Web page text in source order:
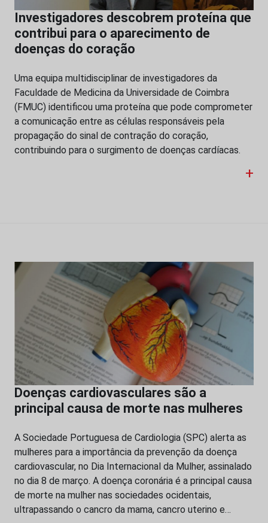
Investigadores descobrem proteína que
contribui para o aparecimento de
doenças do coração
Uma equipa multidisciplinar de investigadores da
Faculdade de Medicina da Universidade de Coimbra
(FMUC) identificou uma proteína que pode comprometer
a comunicação entre as células responsáveis pela
propagação do sinal de contração do coração,
contribuindo para o surgimento de doenças cardíacas.
+
Doenças cardiovasculares são a
principal causa de morte nas mulheres
A Sociedade Portuguesa de Cardiologia (SPC) alerta as
mulheres para a importância da prevenção da doença
cardiovascular, no Dia Internacional da Mulher, assinalado
no dia 8 de março. A doença coronária é a principal causa
de morte na mulher nas sociedades ocidentais,
ultrapassando o cancro da mama, cancro uterino e…